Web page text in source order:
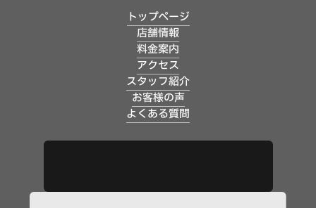
トップページ
店舗情報
料金案内
アクセス
スタッフ紹介
お客様の声
よくある質問